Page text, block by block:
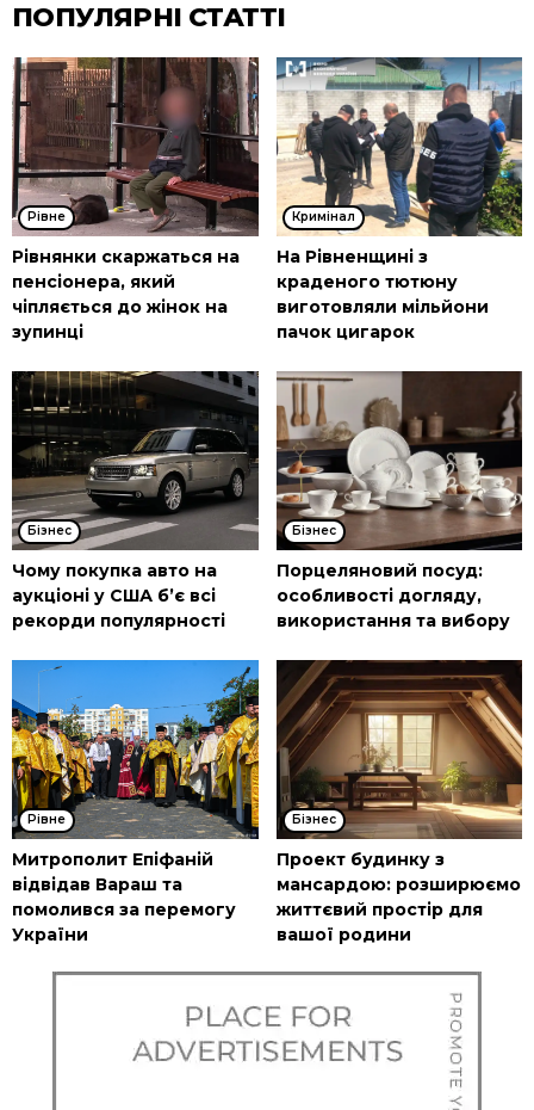
ПОПУЛЯРНІ СТАТТІ
Рівне
Рівнянки скаржаться на
пенсіонера, який
чіпляється до жінок на
зупинці
Кримінал
На Рівненщині з
краденого тютюну
виготовляли мільйони
пачок цигарок
Бізнес
Чому покупка авто на
аукціоні у США б’є всі
рекорди популярності
Бізнес
Порцеляновий посуд:
особливості догляду,
використання та вибору
Рівне
Митрополит Епіфаній
відвідав Вараш та
помолився за перемогу
України
Бізнес
Проект будинку з
мансардою: розширюємо
життєвий простір для
вашої родини